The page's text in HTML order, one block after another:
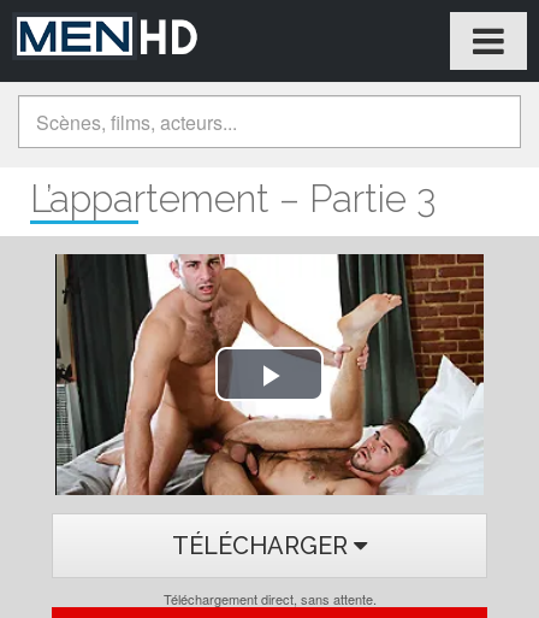
L’appartement – Partie 3
Play
Video
TÉLÉCHARGER
Téléchargement direct, sans attente.